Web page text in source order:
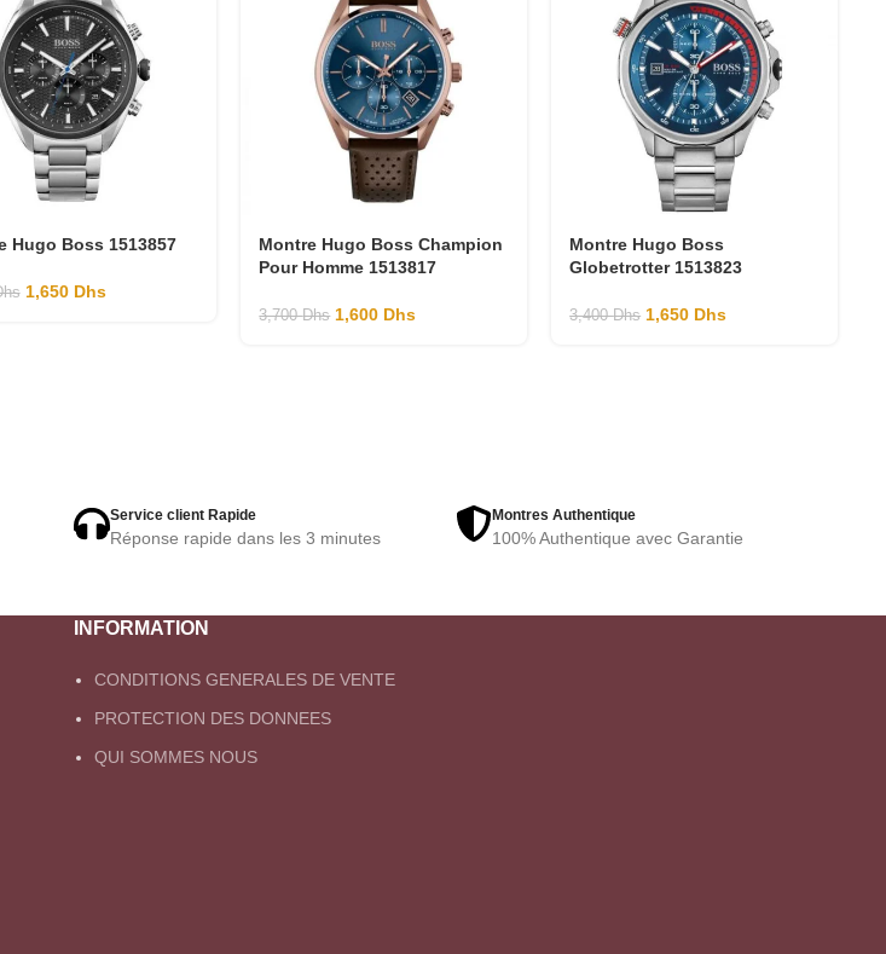
Hugo Boss 1513857
1,650 Dhs
Montre Hugo Boss Champion
Pour Homme 1513817
3,700Dhs 1,600 Dhs
Montre Hugo Boss
Globetrotter 1513823
3,400Dhs 1,650 Dhs
Service client Rapide
Réponse rapide dans les 3 minutes
Montres Authentique
100% Authentique avec Garantie
INFORMATION
CONDITIONS GENERALES DE VENTE
PROTECTION DES DONNEES
QUI SOMMES NOUS